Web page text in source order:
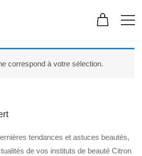
correspond à votre sélection.
tendances et astuces beautés,
de vos instituts de beauté Citron